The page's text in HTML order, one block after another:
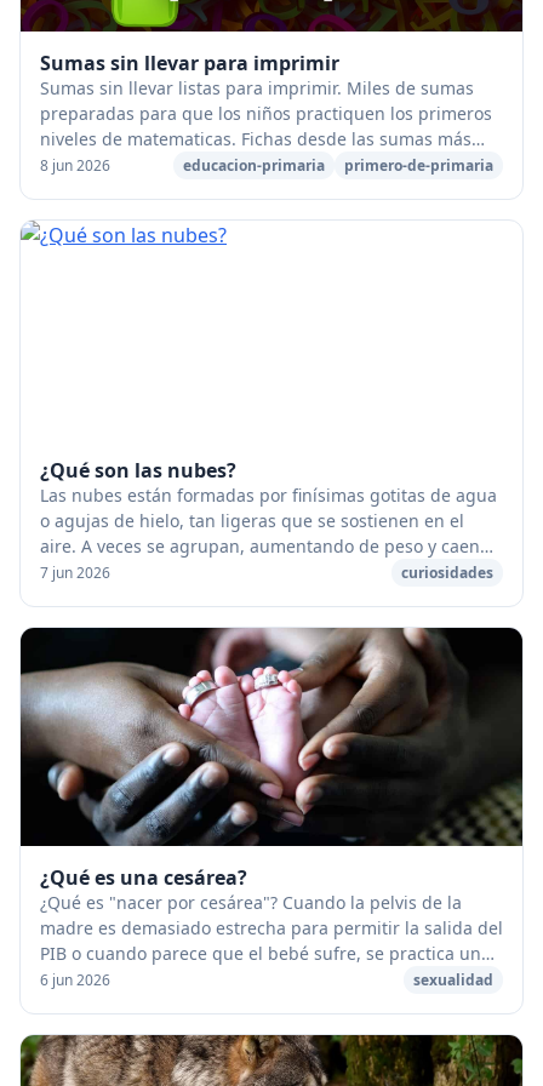
Sumas sin llevar para imprimir
Sumas sin llevar listas para imprimir. Miles de sumas
preparadas para que los niños practiquen los primeros
niveles de matematicas. Fichas desde las sumas más
básicas de una cifra, hasta seis cifras. ...
8 jun 2026 educacion-primaria primero-de-primaria
¿Qué son las nubes?
Las nubes están formadas por finísimas gotitas de agua
o agujas de hielo, tan ligeras que se sostienen en el
aire. A veces se agrupan, aumentando de peso y caen
en forma de lluvia. [caption id="attach...
7 jun 2026 curiosidades
¿Qué es una cesárea?
¿Qué es "nacer por cesárea"? Cuando la pelvis de la
madre es demasiado estrecha para permitir la salida del
PIB o cuando parece que el bebé sufre, se practica una
cesárea. Esta es una operación quirúr...
6 jun 2026 sexualidad